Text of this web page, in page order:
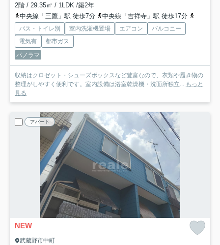
2階 / 29.35㎡ / 1LDK /築2年
中央線「三鷹」駅 徒歩7分
中央線「吉祥寺」駅 徒歩17分
バス・トイレ別 室内洗濯機置場 エアコン
バルコニー
電気有
都市ガス
パノラマ
収納はクロゼット・シューズボックスなど豊富なので、衣類や履き物の
整理がしやすく便利です。室内設備は浴室乾燥機・洗面所独立...
もっと
見る
アパート
NEW
武蔵野市中町